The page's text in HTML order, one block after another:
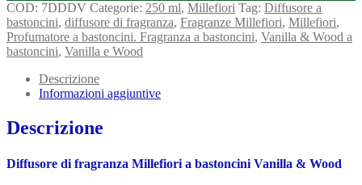
COD: 7DDDV Categorie: 250 ml, Millefiori Tag: Diffusore a
bastoncini, diffusore di fragranza, Fragranze Millefiori, Millefiori,
Profumatore a bastoncini. Fragranza a bastoncini, Vanilla & Wood a
bastoncini, Vanilla e Wood
Descrizione
Informazioni aggiuntive
Descrizione
Diffusore di fragranza Millefiori a bastoncini Vanilla & Wood